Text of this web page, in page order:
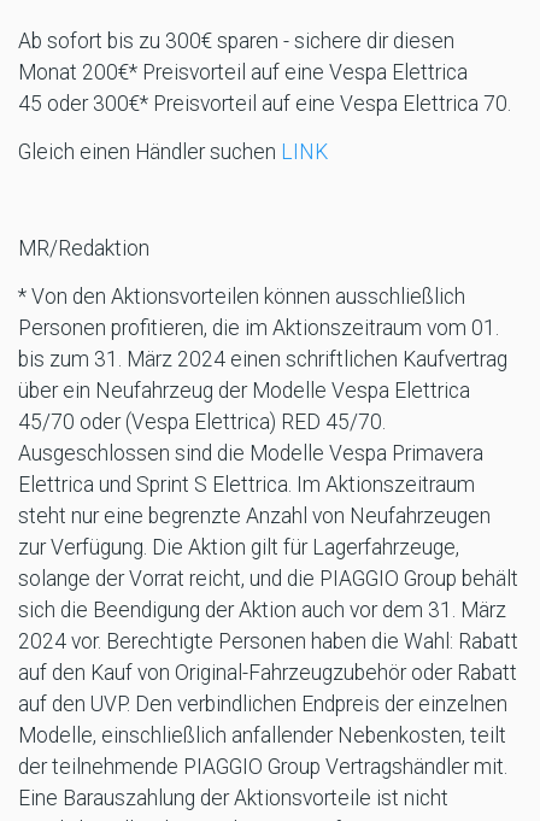
Ab sofort bis zu 300€ sparen - sichere dir diesen
Monat 200€* Preisvorteil auf eine Vespa Elettrica
45 oder 300€* Preisvorteil auf eine Vespa Elettrica 70.
Gleich einen Händler suchen LINK
MR/Redaktion
* Von den Aktionsvorteilen können ausschließlich
Personen profitieren, die im Aktionszeitraum vom 01.
bis zum 31. März 2024 einen schriftlichen Kaufvertrag
über ein Neufahrzeug der Modelle Vespa Elettrica
45/70 oder (Vespa Elettrica) RED 45/70.
Ausgeschlossen sind die Modelle Vespa Primavera
Elettrica und Sprint S Elettrica. Im Aktionszeitraum
steht nur eine begrenzte Anzahl von Neufahrzeugen
zur Verfügung. Die Aktion gilt für Lagerfahrzeuge,
solange der Vorrat reicht, und die PIAGGIO Group behält
sich die Beendigung der Aktion auch vor dem 31. März
2024 vor. Berechtigte Personen haben die Wahl: Rabatt
auf den Kauf von Original-Fahrzeugzubehör oder Rabatt
auf den UVP. Den verbindlichen Endpreis der einzelnen
Modelle, einschließlich anfallender Nebenkosten, teilt
der teilnehmende PIAGGIO Group Vertragshändler mit.
Eine Barauszahlung der Aktionsvorteile ist nicht